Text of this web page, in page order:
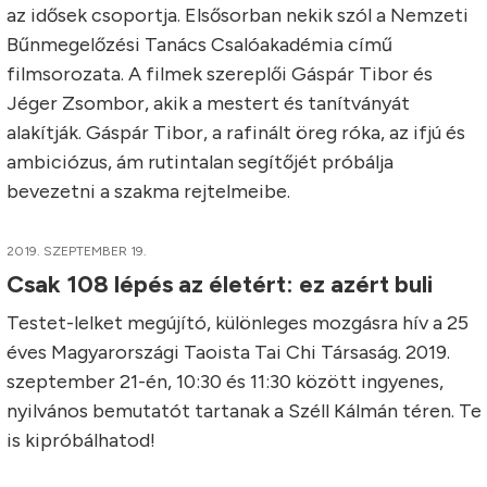
az idősek csoportja. Elsősorban nekik szól a Nemzeti
Bűnmegelőzési Tanács Csalóakadémia című
filmsorozata. A filmek szereplői Gáspár Tibor és
Jéger Zsombor, akik a mestert és tanítványát
alakítják. Gáspár Tibor, a rafinált öreg róka, az ifjú és
ambiciózus, ám rutintalan segítőjét próbálja
bevezetni a szakma rejtelmeibe.
2019. SZEPTEMBER 19.
Csak 108 lépés az életért: ez azért buli
Testet-lelket megújító, különleges mozgásra hív a 25
éves Magyarországi Taoista Tai Chi Társaság. 2019.
szeptember 21-én, 10:30 és 11:30 között ingyenes,
nyilvános bemutatót tartanak a Széll Kálmán téren. Te
is kipróbálhatod!